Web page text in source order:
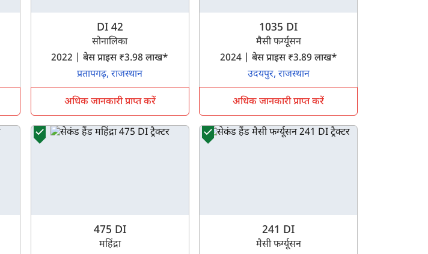
DI 42
सोनालिका
2022 | बेस प्राइस ₹3.98 लाख*
प्रतापगढ़, राजस्थान
अधिक जानकारी प्राप्त करें
1035 DI
मैसी फर्ग्यूसन
2024 | बेस प्राइस ₹3.89 लाख*
उदयपुर, राजस्थान
अधिक जानकारी प्राप्त करें
475 DI
महिंद्रा
241 DI
मैसी फर्ग्यूसन